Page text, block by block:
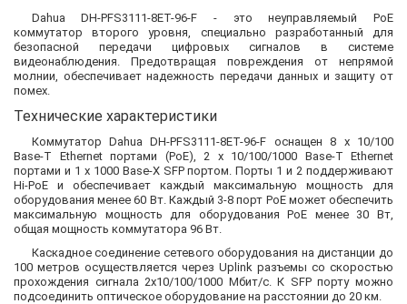
Dahua DH-PFS3111-8ET-96-F - это неуправляемый PoE
коммутатор второго уровня, специально разработанный для
безопасной передачи цифровых сигналов в системе
видеонаблюдения. Предотвращая повреждения от непрямой
молнии, обеспечивает надежность передачи данных и защиту от
помех.
Технические характеристики
Коммутатор Dahua DH-PFS3111-8ET-96-F оснащен 8 x 10/100
Base-T Ethernet портами (PoE), 2 x 10/100/1000 Base-T Ethernet
портами и 1 x 1000 Base-X SFP портом. Порты 1 и 2 поддерживают
Hi-PoE и обеспечивает каждый максимальную мощность для
оборудования менее 60 Вт. Каждый 3-8 порт PoE может обеспечить
максимальную мощность для оборудования PoE менее 30 Вт,
общая мощность коммутатора 96 Вт.
Каскадное соединение сетевого оборудования на дистанции до
100 метров осуществляется через Uplink разъемы со скоростью
прохождения сигнала 2x10/100/1000 Мбит/с. К SFP порту можно
подсоединить оптическое оборудование на расстоянии до 20 км.